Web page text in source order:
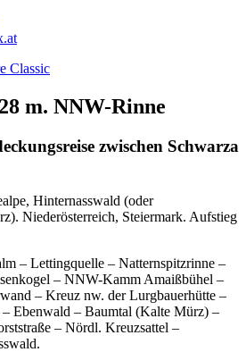
m. NNW-Rinne
zwischen Schwarza
Hinternasswald (oder
Niederösterreich, Steiermark. Aufstieg
– Lettingquelle – Natternspitzrinne –
– NNW-Kamm Amaißbühel –
– Kreuz nw. der Lurgbauerhütte –
Ebenwald – Baumtal (Kalte Mürz) –
– Nördl. Kreuzsattel –